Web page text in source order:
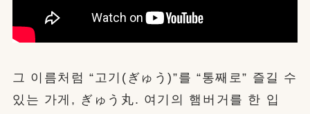
그 이름처럼 “고기(ぎゅう)”를 “통째로” 즐길 수
있는 가게, ぎゅう丸. 여기의 햄버거를 한 입